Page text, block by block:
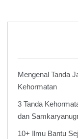
Mengenal Tanda
Kehormatan
3 Tanda
dan
10+ Ilmu Bantu